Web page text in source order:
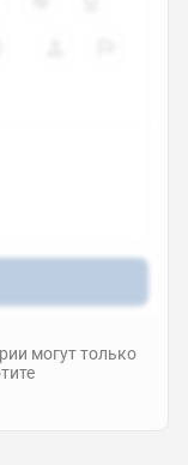
могут только